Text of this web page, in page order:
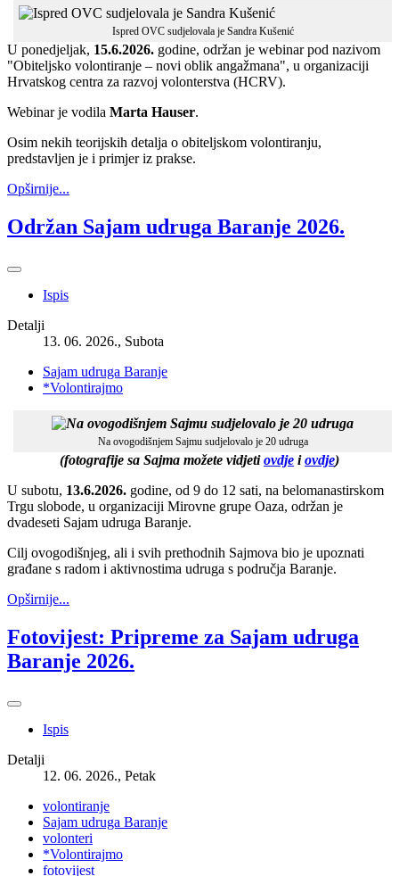
Ispred OVC sudjelovala je Sandra Kušenić
U ponedjeljak, 15.6.2026. godine, održan je webinar pod nazivom
"Obiteljsko volontiranje – novi oblik angažmana", u organizaciji
Hrvatskog centra za razvoj volonterstva (HCRV).
Webinar je vodila Marta Hauser.
Osim nekih teorijskih detalja o obiteljskom volontiranju,
predstavljen je i primjer iz prakse.
Opširnije...
Održan Sajam udruga Baranje 2026.
Ispis
Detalji
13. 06. 2026., Subota
Sajam udruga Baranje
*Volontirajmo
Na ovogodišnjem Sajmu sudjelovalo je 20 udruga
(fotografije sa Sajma možete vidjetiovdje iovdje)
U subotu, 13.6.2026. godine, od 9 do 12 sati, na belomanastirskom
Trgu slobode, u organizaciji Mirovne grupe Oaza, održan je
dvadeseti Sajam udruga Baranje.
Cilj ovogodišnjeg, ali i svih prethodnih Sajmova bio je upoznati
građane s radom i aktivnostima udruga s područja Baranje.
Opširnije...
Fotovijest: Pripreme za Sajam udruga
Baranje 2026.
Ispis
Detalji
12. 06. 2026., Petak
volontiranje
Sajam udruga Baranje
volonteri
*Volontirajmo
fotovijest